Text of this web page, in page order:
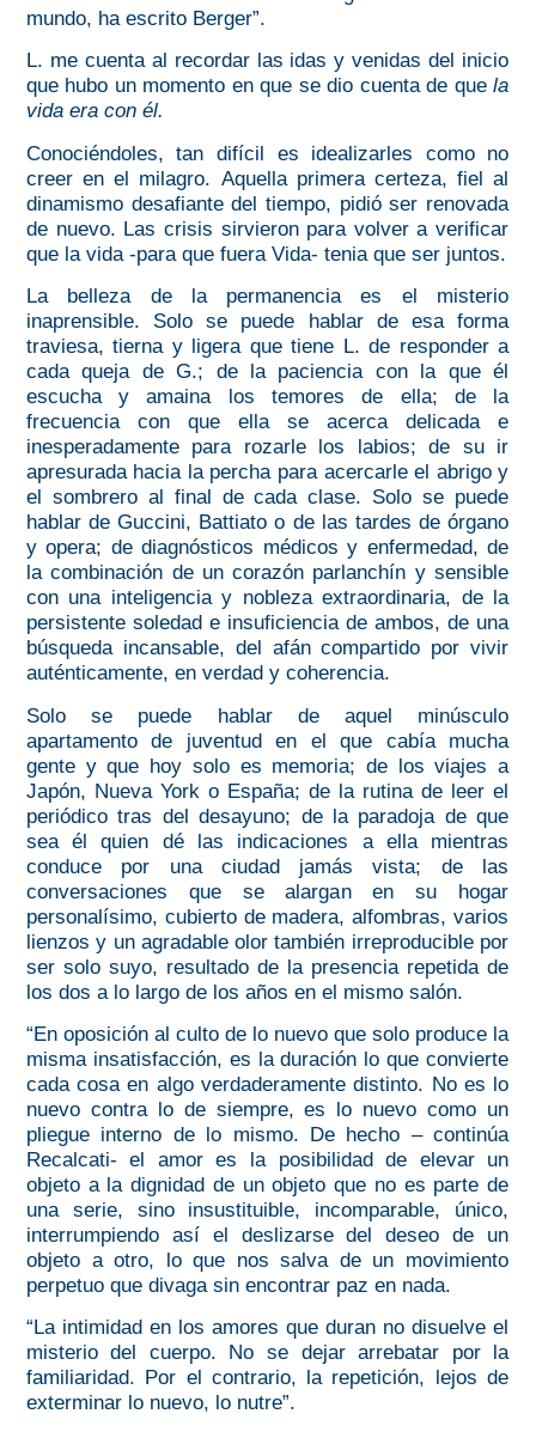
mundo, ha escrito Berger”.
L. me cuenta al recordar las idas y venidas del inicio
que hubo un momento en que se dio cuenta de quela
vida era con él.
Conociéndoles, tan difícil es idealizarles como no
creer en el milagro. Aquella primera certeza, fiel al
dinamismo desafiante del tiempo, pidió ser renovada
de nuevo. Las crisis sirvieron para volver a verificar
que la vida -para que fuera Vida- tenia que ser juntos.
La belleza de la permanencia es el misterio
inaprensible. Solo se puede hablar de esa forma
traviesa, tierna y ligera que tiene L. de responder a
cada queja de G.; de la paciencia con la que él
escucha y amaina los temores de ella; de la
frecuencia con que ella se acerca delicada e
inesperadamente para rozarle los labios; de su ir
apresurada hacia la percha para acercarle el abrigo y
el sombrero al final de cada clase. Solo se puede
hablar de Guccini, Battiato o de las tardes de órgano
y opera; de diagnósticos médicos y enfermedad, de
la combinación de un corazón parlanchín y sensible
con una inteligencia y nobleza extraordinaria, de la
persistente soledad e insuficiencia de ambos, de una
búsqueda incansable, del afán compartido por vivir
auténticamente, en verdad y coherencia.
Solo se puede hablar de aquel minúsculo
apartamento de juventud en el que cabía mucha
gente y que hoy solo es memoria; de los viajes a
Japón, Nueva York o España; de la rutina de leer el
periódico tras del desayuno; de la paradoja de que
sea él quien dé las indicaciones a ella mientras
conduce por una ciudad jamás vista; de las
conversaciones que se alargan en su hogar
personalísimo, cubierto de madera, alfombras, varios
lienzos y un agradable olor también irreproducible por
ser solo suyo, resultado de la presencia repetida de
los dos a lo largo de los años en el mismo salón.
“En oposición al culto de lo nuevo que solo produce la
misma insatisfacción, es la duración lo que convierte
cada cosa en algo verdaderamente distinto. No es lo
nuevo contra lo de siempre, es lo nuevo como un
pliegue interno de lo mismo. De hecho – continúa
Recalcati-el amor es la posibilidad de elevar un
objeto a la dignidad de un objeto que no es parte de
una serie, sino insustituible, incomparable, único,
interrumpiendo así el deslizarse del deseo de un
objeto a otro, lo que nos salva de un movimiento
perpetuo que divaga sin encontrar paz en nada.
“La intimidad en los amores que duran no disuelve el
misterio del cuerpo. No se dejar arrebatar por la
familiaridad. Por el contrario, la repetición, lejos de
exterminar lo nuevo, lo nutre”.